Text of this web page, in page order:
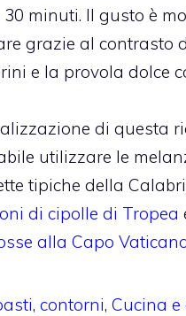
minuti. Il gusto è
grazie al contrasto
e la provola dolce
di questa
utilizzare le
tipiche della
di cipolle di Tropea
alla Capo
,contorni,Cucina